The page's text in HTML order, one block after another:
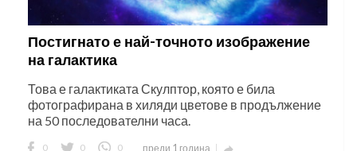
Постигнато е най-точното изображение
на галактика
Това е галактиката Скулптор, която е била
фотографирана в хиляди цветове в продължение
на 50 последователни часа.
0 0 0 преди 1 година